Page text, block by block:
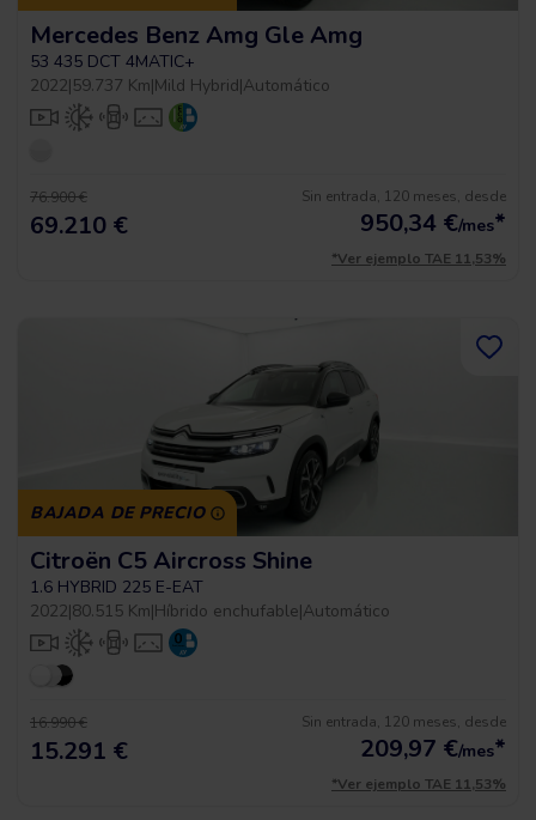
Mercedes Benz Amg Gle Amg
53 435 DCT 4MATIC+
2022|59.737 Km|Mild Hybrid|Automático
76.900 €
69.210 €
Sin entrada, 120 meses, desde
950,34 €/mes*
*Ver ejemplo TAE 11,53%
BAJADA DE PRECIO
Citroën C5 Aircross Shine
1.6 HYBRID 225 E-EAT
2022|80.515 Km|Híbrido enchufable|Automático
16.990 €
15.291 €
Sin entrada, 120 meses, desde
209,97 €/mes*
*Ver ejemplo TAE 11,53%